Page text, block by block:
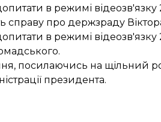
в режимі відеозв'язку
справу про держзраду
в режимі відеозв'язку
, посилаючись на щільний
президента.